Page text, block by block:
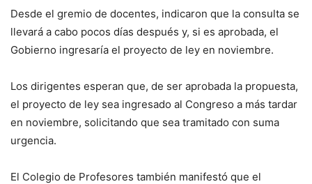
Desde el gremio de docentes, indicaron que la consulta se
llevará a cabo pocos días después y, si es aprobada, el
Gobierno ingresaría el proyecto de ley en noviembre.
Los dirigentes esperan que, de ser aprobada la propuesta,
el proyecto de ley sea ingresado al Congreso a más tardar
en noviembre, solicitando que sea tramitado con suma
urgencia.
El Colegio de Profesores también manifestó que el